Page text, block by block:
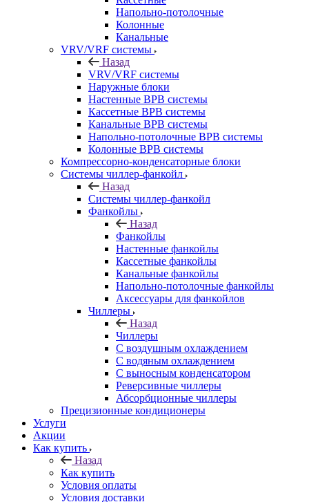
Напольно-потолочные
Колонные
Канальные
VRV/VRF системы
Назад
VRV/VRF системы
Наружные блоки
Настенные ВРВ системы
Кассетные ВРВ системы
Канальные ВРВ системы
Напольно-потолочные ВРВ системы
Колонные ВРВ системы
Компрессорно-конденсаторные блоки
Системы чиллер-фанкойл
Назад
Системы чиллер-фанкойл
Фанкойлы
Назад
Фанкойлы
Настенные фанкойлы
Кассетные фанкойлы
Канальные фанкойлы
Напольно-потолочные фанкойлы
Аксессуары для фанкойлов
Чиллеры
Назад
Чиллеры
С воздушным охлаждением
С водяным охлаждением
С выносным конденсатором
Реверсивные чиллеры
Абсорбционные чиллеры
Прецизионные кондиционеры
Услуги
Акции
Как купить
Назад
Как купить
Условия оплаты
Условия доставки